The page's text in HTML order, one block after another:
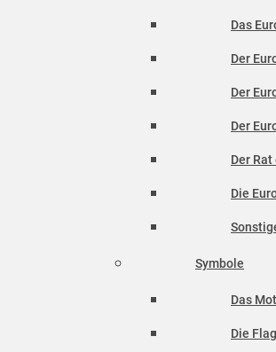
Das
Der
Der
Der
Der
Die
Symbole
Das
Die